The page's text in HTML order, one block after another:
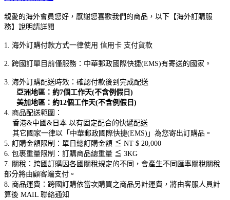
親愛的海外會員您好，感謝您喜歡我們的商品，以下【海外訂購服
務】說明請詳閱
1. 海外訂購付款方式一律使用 信用卡 支付貨款
2. 跨國訂單目前僅服務：中華郵政國際快捷(EMS)有寄送的國家。
3. 海外訂購配送時效：確認付款後到完成配送
亞洲地區：約7個工作天(不含例假日)
美加地區：約12個工作天(不含例假日)
4. 商品配送範圍：
香港&中國&日本 以有固定配合的快遞配送
其它國家一律以「中華郵政國際快捷(EMS)」為您寄出訂購品。
5. 訂購金額限制：單日總訂購金額 ≦ NT $ 20,000
6. 包裹重量限制：訂購商品總重量 ≦ 3KG
7. 關稅：跨國訂購因各國關稅規定的不同，會產生不同匯率關稅關稅
部分將由顧客端支付。
8. 商品運費：跨國訂購依當次購買之商品另計運費，將由客服人員計
算後 MAIL 聯絡通知